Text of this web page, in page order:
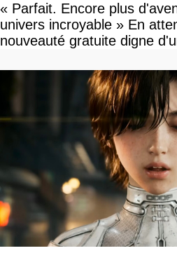
« Parfait. Encore plus
univers incroyable » En
nouveauté gratuite digne